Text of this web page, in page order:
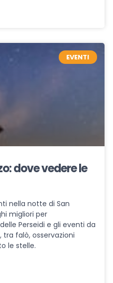
EVENTI
dove vedere le
nella notte di San
migliori per
Perseidi e gli eventi da
tra falò, osservazioni
le stelle.